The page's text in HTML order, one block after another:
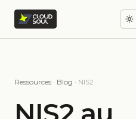
Ressources · Blog · NIS2